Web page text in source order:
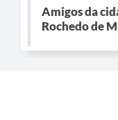
Amigos da
Rochedo de